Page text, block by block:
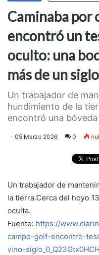
Caminaba por
encontró un
oculto: una
más de un siglo
Un trabajador de
hundimiento de la
encontró una
05 Marzo 2026 0
Un trabajador de
la tierra.Cerca del hoyo
oculta.
Fuente: https://
campo-golf-encontro-
vino-